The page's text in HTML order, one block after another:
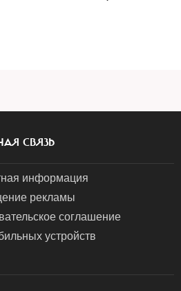
СВЯЗЬ
информация
рекламы
соглашение
устройств